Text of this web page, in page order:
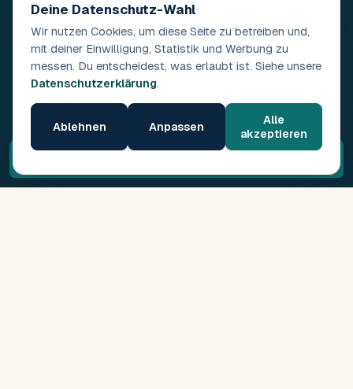
Deine Datenschutz-Wahl
Wir nutzen Cookies, um diese Seite zu betreiben und,
mit deiner Einwilligung, Statistik und Werbung zu
messen. Du entscheidest, was erlaubt ist. Siehe unsere
Datenschutzerklärung.
Ablehnen Anpassen
Alle
akzeptieren